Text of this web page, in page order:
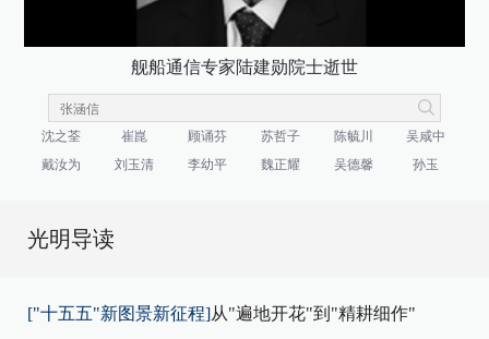
舰船通信专家陆建勋院士逝世
沈之荃 崔崑 顾诵芬 苏哲子 陈毓川
吴咸中
戴汝为
刘玉清 李幼平 魏正耀 吴德馨 孙玉
光明导读
["十五五"新图景新征程]从"遍地开花"到"精耕细作"